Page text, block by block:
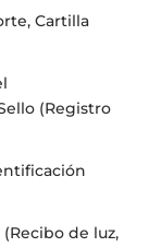
Cartilla
(Registro
de luz,